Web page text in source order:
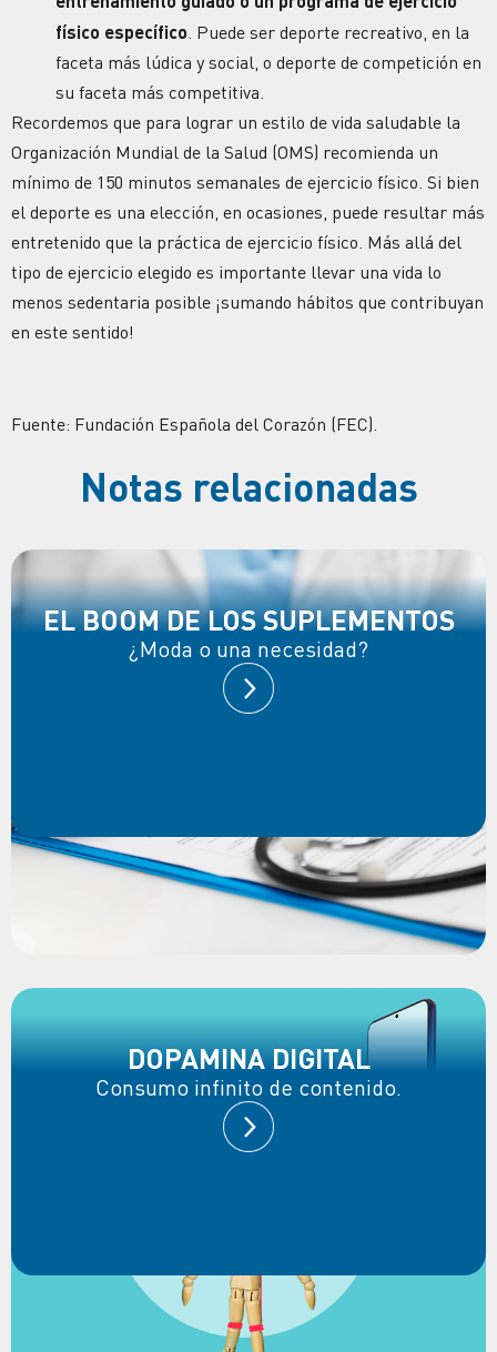
físico específico. Puede ser deporte recreativo, en la
faceta más lúdica y social, o deporte de competición en
su faceta más competitiva.
Recordemos que para lograr un estilo de vida saludable la
Organización Mundial de la Salud (OMS) recomienda un
mínimo de 150 minutos semanales de ejercicio físico. Si bien
el deporte es una elección, en ocasiones, puede resultar más
entretenido que la práctica de ejercicio físico. Más allá del
tipo de ejercicio elegido es importante llevar una vida lo
menos sedentaria posible ¡sumando hábitos que contribuyan
en este sentido!
Fuente: Fundación Española del Corazón (FEC).
Notas relacionadas
EL BOOM DE LOS SUPLEMENTOS
¿Moda o una necesidad?
DOPAMINA DIGITAL
Consumo infinito de contenido.